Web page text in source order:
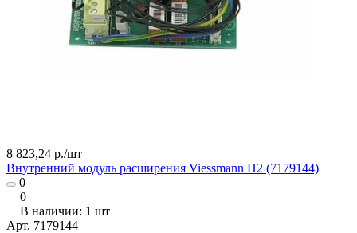
8 823,24 р./шт
Внутренний модуль расширения Viessmann H2 (7179144)
0
0
В наличии: 1 шт
Арт. 7179144